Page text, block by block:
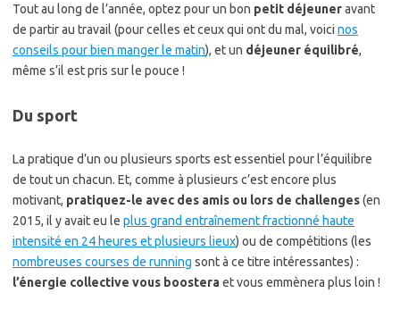
Tout au long de l’année, optez pour un bon petit déjeuneravant
de partir au travail (pour celles et ceux qui ont du mal, voici nos
conseils pour bien manger le matin), et un déjeuner équilibré,
même s’il est pris sur le pouce !
Du sport
La pratique d’un ou plusieurs sports est essentiel pour l’équilibre
de tout un chacun. Et, comme à plusieurs c’est encore plus
motivant, pratiquez-le avec des amis ou lors de challenges(en
2015, il y avait eu le plus grand entraînement fractionné haute
intensité en 24 heures et plusieurs lieux) ou de compétitions (les
nombreuses courses de running sont à ce titre intéressantes) :
l’énergie collective vous boosteraet vous emmènera plus loin !